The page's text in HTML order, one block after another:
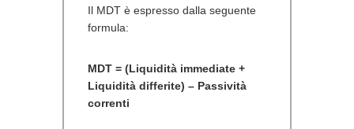
Il MDT è espresso dalla seguente
formula:
MDT = (Liquidità immediate +
Liquidità differite) – Passività
correnti